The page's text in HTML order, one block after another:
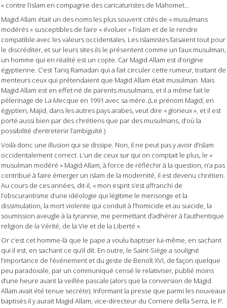
» contre l’islam en compagnie des caricaturistes de Mahomet…
Magid Allam était un des noms les plus souvent cités de « musulmans
modérés » susceptibles de faire « évoluer » l’islam et de le rendre
compatible avec les valeurs occidentales. Les islamistes faisaient tout pour
le discréditer, et sur leurs sites ils le présentent comme un faux musulman,
un homme qui en réalité est un copte. Car Magid Allam est d’origine
égyptienne. C’est Tariq Ramadan qui a fait circuler cette rumeur, traitant de
menteurs ceux qui prétendaient que Magid Allam était musulman. Mais
Magid Allam est en effet né de parents musulmans, et il a même fait le
pèlerinage de La Mecque en 1991 avec sa mère. (Le prénom Magid, en
égyptien, Majid, dans les autres pays arabes, veut dire « glorieux », et il est
porté aussi bien par des chrétiens que par des musulmans, d’où la
possibilité d’entretenir l’ambiguïté.)
Voilà donc une illusion qui se dissipe. Non, il ne peut pas y avoir d’islam
occidentalement correct. L’un de ceux sur qui on comptait le plus, le «
musulman modéré » Magid Allam, à force de réfléchir à la question, n’a pas
contribué à faire émerger un islam de la modernité, il est devenu chrétien.
Au cours de ces années, dit-il, « mon esprit s’est affranchi de
l’obscurantisme d’une idéologie qui légitime le mensonge et la
dissimulation, la mort violente qui conduit à l’homicide et au suicide, la
soumission aveugle à la tyrannie, me permettant d’adhérer à l’authentique
religion de la Vérité, de la Vie et de la Liberté ».
Or c’est cet homme-là que le pape a voulu baptiser lui-même, en sachant
qui il est, en sachant ce qu’il dit. En outre, le Saint-Siège a souligné
l’importance de l’événement et du geste de Benoît XVI, de façon quelque
peu paradoxale, par un communiqué censé le relativiser, publié moins
d’une heure avant la veillée pascale (alors que la conversion de Magid
Allam avait été tenue secrète). Informant la presse que parmi les nouveaux
baptisés il y aurait Magid Allam, vice-directeur du Corriere della Serra, le P.